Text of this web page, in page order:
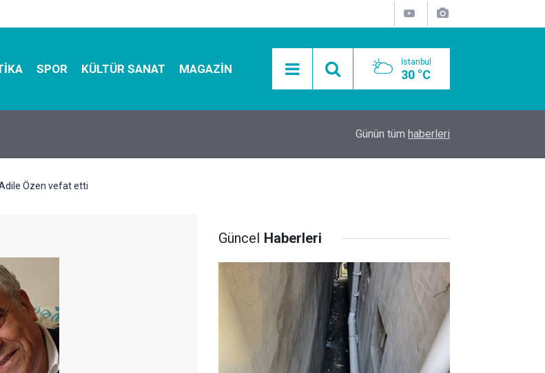
SPOR KÜLTÜR SANAT MAGAZIN İstanbul
30 °C
Dayanıklı ve Çevre Dostu Ambalaj Mobil Araçlarla Hayır Lokması Dağıtımının
Günün tüm haberleri
Özen vefat etti
Güncel Haberleri